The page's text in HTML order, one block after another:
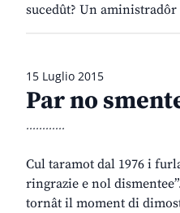
sucedût? Un
15 Luglio 2015
Par no
............
Cul taramot dal 1976 i
ringrazie e nol
tornât il moment di